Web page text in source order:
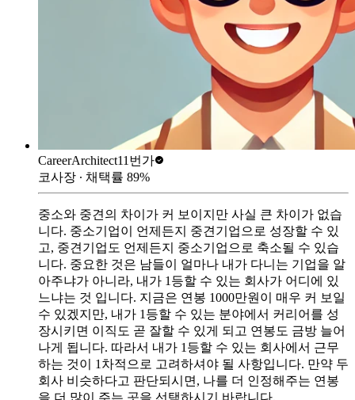
CareerArchitect11번가
코사장 ∙ 채택률 89%
중소와 중견의 차이가 커 보이지만 사실 큰 차이가 없습
니다. 중소기업이 언제든지 중견기업으로 성장할 수 있
고, 중견기업도 언제든지 중소기업으로 축소될 수 있습
니다. 중요한 것은 남들이 얼마나 내가 다니는 기업을 알
아주냐가 아니라, 내가 1등할 수 있는 회사가 어디에 있
느냐는 것 입니다. 지금은 연봉 1000만원이 매우 커 보일
수 있겠지만, 내가 1등할 수 있는 분야에서 커리어를 성
장시키면 이직도 곧 잘할 수 있게 되고 연봉도 금방 늘어
나게 됩니다. 따라서 내가 1등할 수 있는 회사에서 근무
하는 것이 1차적으로 고려하셔야 될 사항입니다. 만약 두
회사 비슷하다고 판단되시면, 나를 더 인정해주는 연봉
을 더 많이 주는 곳을 선택하시기 바랍니다.